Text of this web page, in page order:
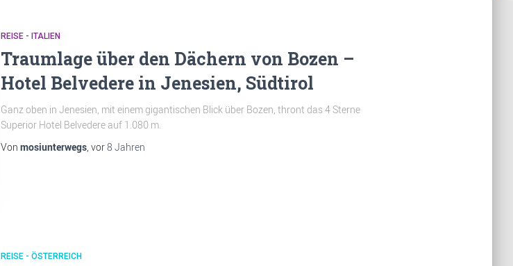
REISE - ITALIEN
Traumlage über den Dächern von Bozen –
Hotel Belvedere in Jenesien, Südtirol
Ganz oben in Jenesien, mit einem gigantischen Blick über Bozen, thront das 4 Sterne
Superior Hotel Belvedere auf 1.080 m.
Von mosiunterwegs, vor8 Jahren
REISE - ÖSTERREICH